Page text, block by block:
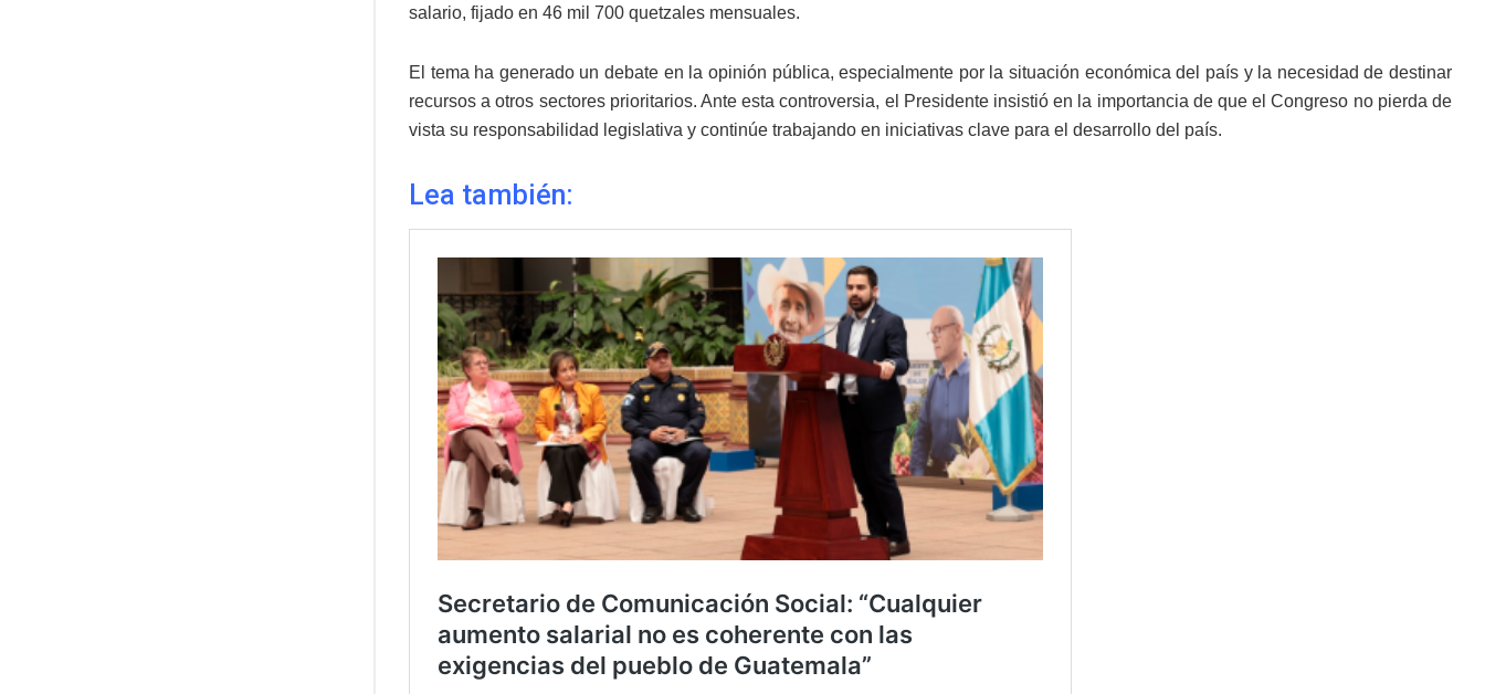
salario, fijado en 46 mil 700 quetzales mensuales.
El tema ha generado un debate en la opinión pública, especialmente por la situación económica del país y la necesidad de destinar
recursos a otros sectores prioritarios. Ante esta controversia, el Presidente insistió en la importancia de que el Congreso no pierda de
vista su responsabilidad legislativa y continúe trabajando en iniciativas clave para el desarrollo del país.
Lea también: